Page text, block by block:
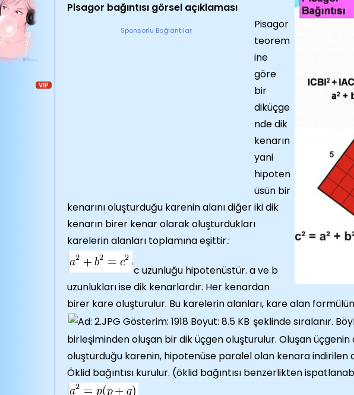
VIP
Pisagor bağıntısı görsel açıklaması
Sponsorlu Bağlantılar
Pisagor
teorem
ine
göre
bir
diküçge
nde dik
kenarın
yani
hipoten
üsün bir
kenarını oluşturduğu karenin alanı diğer iki dik
kenarın birer kenar olarak oluşturdukları
karelerin alanları toplamına eşittir.:
c uzunluğu hipotenüstür. a ve b
uzunlukları ise dik kenarlardır. Her kenardan
birer kare oluşturulur. Bu karelerin alanları, kare alan
şeklinde sıralanır.
birleşiminden oluşan bir dik üçgen oluşturulur. Oluşan
oluşturduğu karenin, hipotenüse paralel olan kenara indirilen
Öklid bağıntısı kurulur. (öklid bağıntısı benzerlikten